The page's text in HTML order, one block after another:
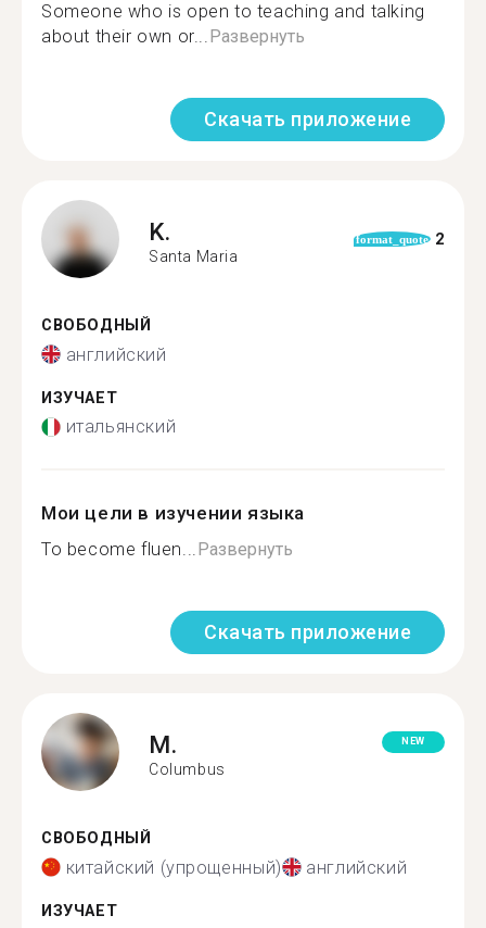
Someone who is open to teaching and talking
about their own or...Развернуть
Скачать приложение
K.
Santa Maria
format_quote 2
СВОБОДНЫЙ
английский
ИЗУЧАЕТ
итальянский
Мои цели в изучении языка
To become fluen...Развернуть
Скачать приложение
M.
Columbus
NEW
СВОБОДНЫЙ
китайский (упрощенный) английский
ИЗУЧАЕТ